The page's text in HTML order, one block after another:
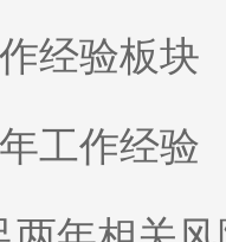
经验板块
工作经验